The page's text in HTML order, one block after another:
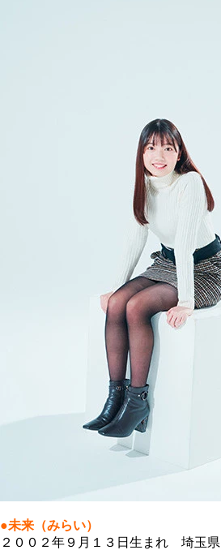
●未来（みらい）
２００２年９月１３日生まれ 埼玉